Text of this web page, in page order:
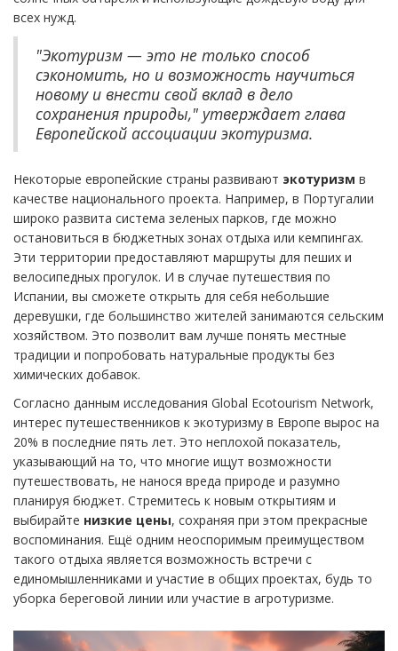
всех нужд.
"Экотуризм — это не только способ
сэкономить, но и возможность научиться
новому и внести свой вклад в дело
сохранения природы," утверждает глава
Европейской ассоциации экотуризма.
Некоторые европейские страны развивают экотуризм в
качестве национального проекта. Например, в Португалии
широко развита система зеленых парков, где можно
остановиться в бюджетных зонах отдыха или кемпингах.
Эти территории предоставляют маршруты для пеших и
велосипедных прогулок. И в случае путешествия по
Испании, вы сможете открыть для себя небольшие
деревушки, где большинство жителей занимаются сельским
хозяйством. Это позволит вам лучше понять местные
традиции и попробовать натуральные продукты без
химических добавок.
Согласно данным исследования Global Ecotourism Network,
интерес путешественников к экотуризму в Европе вырос на
20% в последние пять лет. Это неплохой показатель,
указывающий на то, что многие ищут возможности
путешествовать, не нанося вреда природе и разумно
планируя бюджет. Стремитесь к новым открытиям и
выбирайте низкие цены, сохраняя при этом прекрасные
воспоминания. Ещё одним неоспоримым преимуществом
такого отдыха является возможность встречи с
единомышленниками и участие в общих проектах, будь то
уборка береговой линии или участие в агротуризме.